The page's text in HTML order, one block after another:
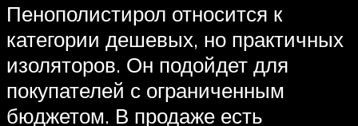
Пенополистирол относится к
категории дешевых, но практичных
изоляторов. Он подойдет для
покупателей с ограниченным
бюджетом. В продаже есть